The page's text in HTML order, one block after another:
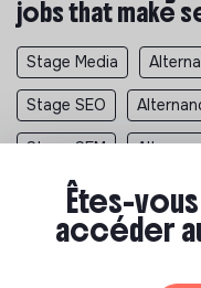
jobs that make
Stage Media
Stage SEO
Stage SEM
Stage Association
Stage Environnement
Êtes-
accéder